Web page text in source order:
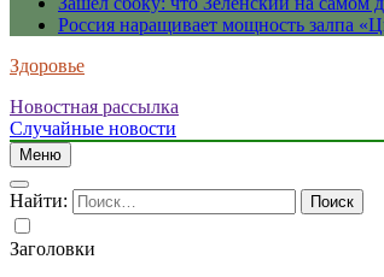
Россия наращивает мощность залпа
Здоровье
Новостная рассылка
Случайные новости
Меню
Найти:
Заголовки